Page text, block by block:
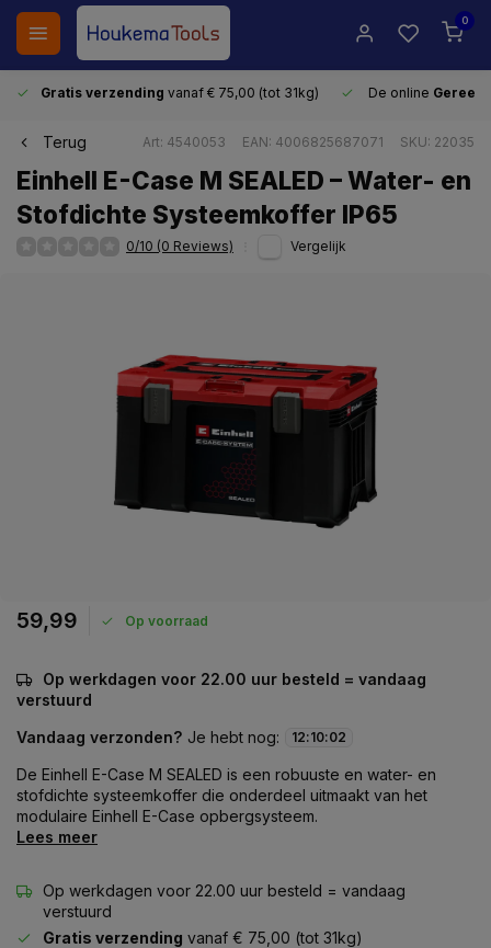
0
Gratis verzending vanaf € 75,00 (tot 31kg) De online
Terug Art: 4540053 EAN: 4006825687071 SKU: 22035
Einhell E-Case M SEALED – Water- en
Stofdichte Systeemkoffer IP65
0/10 (0 Reviews) Vergelijk
59,99 Op voorraad
Op werkdagen voor 22.00 uur besteld = vandaag
verstuurd
Vandaag verzonden? Je hebt nog: 12:10:02
De Einhell E-Case M SEALED is een robuuste en water- en
stofdichte systeemkoffer die onderdeel uitmaakt van het
modulaire Einhell E-Case opbergsysteem.
Lees meer
Op werkdagen voor 22.00 uur besteld = vandaag
verstuurd
Gratis verzending vanaf € 75,00 (tot 31kg)